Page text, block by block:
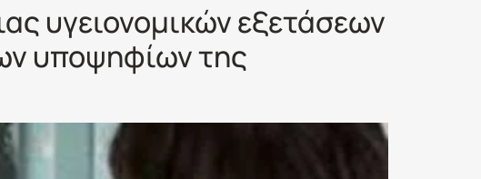
υγειονομικών εξετάσεων
υποψηφίων της